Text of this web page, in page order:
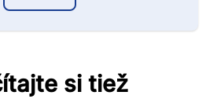
si tiež